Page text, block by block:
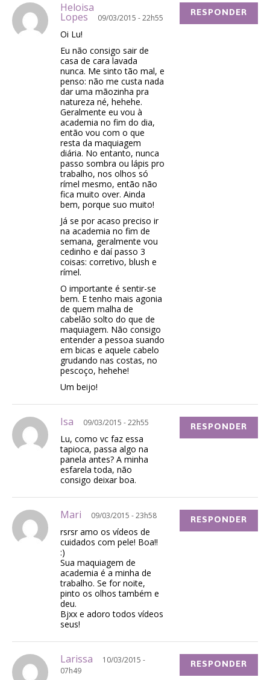
Heloisa
Lopes 09/03/2015 - 22h55
Oi Lu!
Eu não consigo sair de
casa de cara lavada
nunca. Me sinto tão mal, e
penso: não me custa nada
dar uma mãozinha pra
natureza né, hehehe.
Geralmente eu vou à
academia no fim do dia,
então vou com o que
resta da maquiagem
diária. No entanto, nunca
passo sombra ou lápis pro
trabalho, nos olhos só
rímel mesmo, então não
fica muito over. Ainda
bem, porque suo muito!
Já se por acaso preciso ir
na academia no fim de
semana, geralmente vou
cedinho e daí passo 3
coisas: corretivo, blush e
rímel.
O importante é sentir-se
bem. E tenho mais agonia
de quem malha de
cabelão solto do que de
maquiagem. Não consigo
entender a pessoa suando
em bicas e aquele cabelo
grudando nas costas, no
pescoço, hehehe!
Um beijo!
RESPONDER
Isa 09/03/2015 - 22h55
Lu, como vc faz essa
tapioca, passa algo na
panela antes? A minha
esfarela toda, não
consigo deixar boa.
RESPONDER
Mari 09/03/2015 - 23h58
rsrsr amo os vídeos de
cuidados com pele! Boa!!
:)
Sua maquiagem de
academia é a minha de
trabalho. Se for noite,
pinto os olhos também e
deu.
Bjxx e adoro todos vídeos
seus!
RESPONDER
Larissa
10/03/2015 -
07h49
RESPONDER